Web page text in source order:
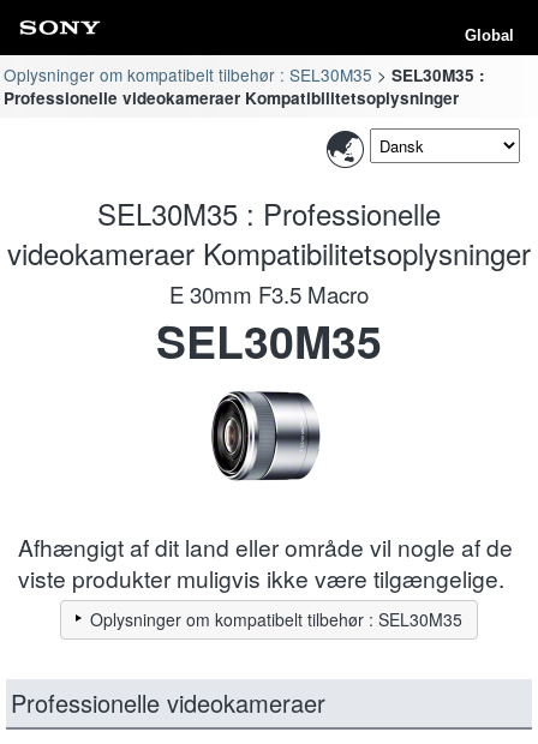
Global
Oplysninger om kompatibelt tilbehør : SEL30M35
SEL30M35 :
Professionelle videokameraer Kompatibilitetsoplysninger
SEL30M35 : Professionelle
videokameraer Kompatibilitetsoplysninger
E 30mm F3.5 Macro
SEL30M35
Afhængigt af dit land eller område vil nogle af de
viste produkter muligvis ikke være tilgængelige.
Oplysninger om kompatibelt tilbehør : SEL30M35
Professionelle videokameraer